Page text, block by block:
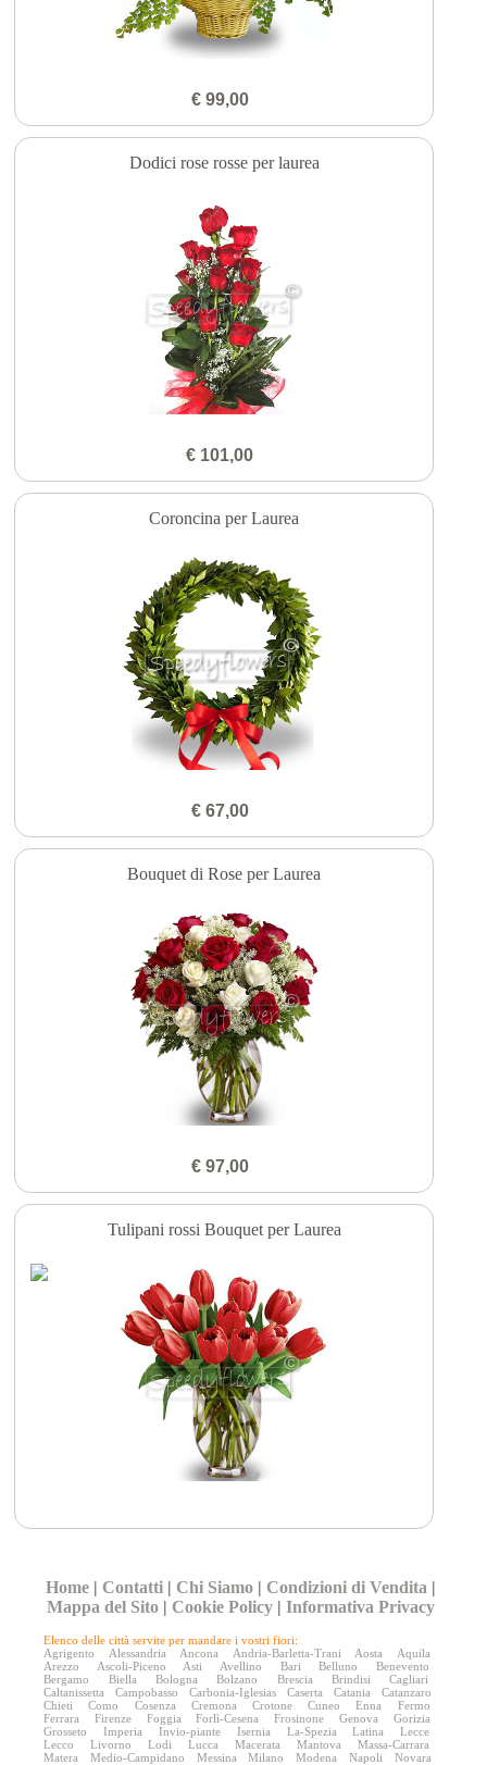
€ 99,00
Dodici rose rosse per laurea
€ 101,00
Coroncina per Laurea
€ 67,00
Bouquet di Rose per Laurea
€ 97,00
Tulipani rossi Bouquet per Laurea
Home | Contatti | Chi Siamo | Condizioni di Vendita |
Mappa del Sito | Cookie Policy |Informativa Privacy
Elenco delle città servite per mandare i vostri fiori:
Agrigento
Alessandria Ancona Andria-Barletta-Trani Aosta
Aquila
Arezzo
Ascoli-Piceno Asti Avellino Bari Belluno
Benevento
Bergamo
Biella Bologna Bolzano Brescia Brindisi
Cagliari
Caltanissetta
Campobasso Carbonia-Iglesias Caserta Catania
Catanzaro
Chieti
Como Cosenza Cremona Crotone Cuneo Enna
Fermo
Ferrara
Firenze Foggia Forlì-Cesena Frosinone Genova
Gorizia
Grosseto
Imperia Invio-piante Isernia La-Spezia Latina
Lecce
Lecco
Livorno Lodi Lucca Macerata Mantova
Massa-Carrara
Matera
Medio-Campidano Messina Milano Modena Napoli
Novara